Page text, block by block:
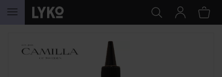
HOPPA TILL INNEHÅLLET